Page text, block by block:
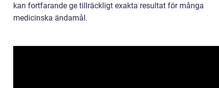
kan fortfarande ge tillräckligt exakta resultat för många
medicinska ändamål.